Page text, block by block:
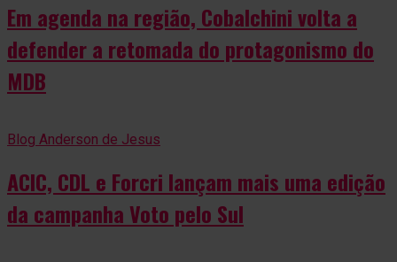
Em agenda na região, Cobalchini volta a
defender a retomada do protagonismo do
MDB
Blog Anderson de Jesus
ACIC, CDL e Forcri lançam mais uma edição
da campanha Voto pelo Sul